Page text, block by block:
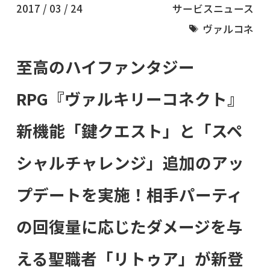
2017 / 03 / 24
サービスニュース
ヴァルコネ
至高のハイファンタジー
RPG『ヴァルキリーコネクト』
新機能「鍵クエスト」と「スペ
シャルチャレンジ」追加のアッ
プデートを実施！相手パーティ
の回復量に応じたダメージを与
える聖職者「リトゥア」が新登